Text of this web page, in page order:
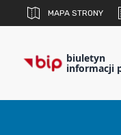
MAPA STRONY
biuletyn
informacji